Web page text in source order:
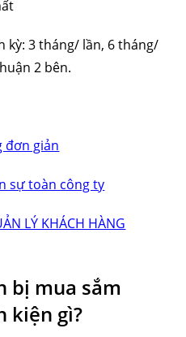
kỳ: 3 tháng/ lần, 6 tháng/
2 bên.
đơn giản
sự toàn công ty
LÝ KHÁCH HÀNG
bị mua sắm
kiện gì?